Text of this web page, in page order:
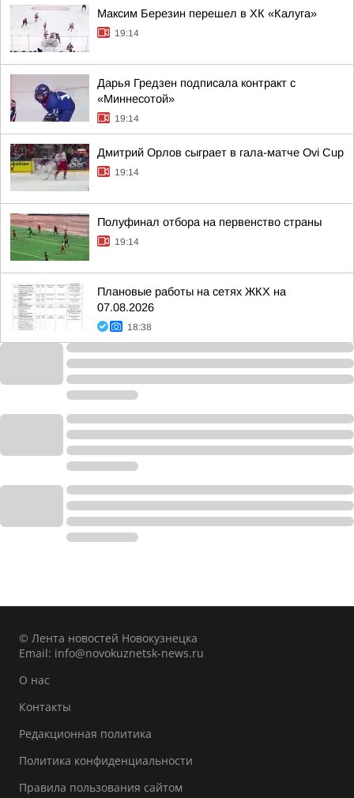
Максим Березин перешел в ХК «Калуга»
19:14
Дарья Гредзен подписала контракт с
«Миннесотой»
19:14
Дмитрий Орлов сыграет в гала-матче Ovi Cup
19:14
Полуфинал отбора на первенство страны
19:14
Плановые работы на сетях ЖКХ на
07.08.2026
18:38
© Лента новостей Новокузнецка
Email: info@novokuznetsk-news.ru
О нас
Контакты
Редакционная политика
Политика конфиденциальности
Правила пользования сайтом